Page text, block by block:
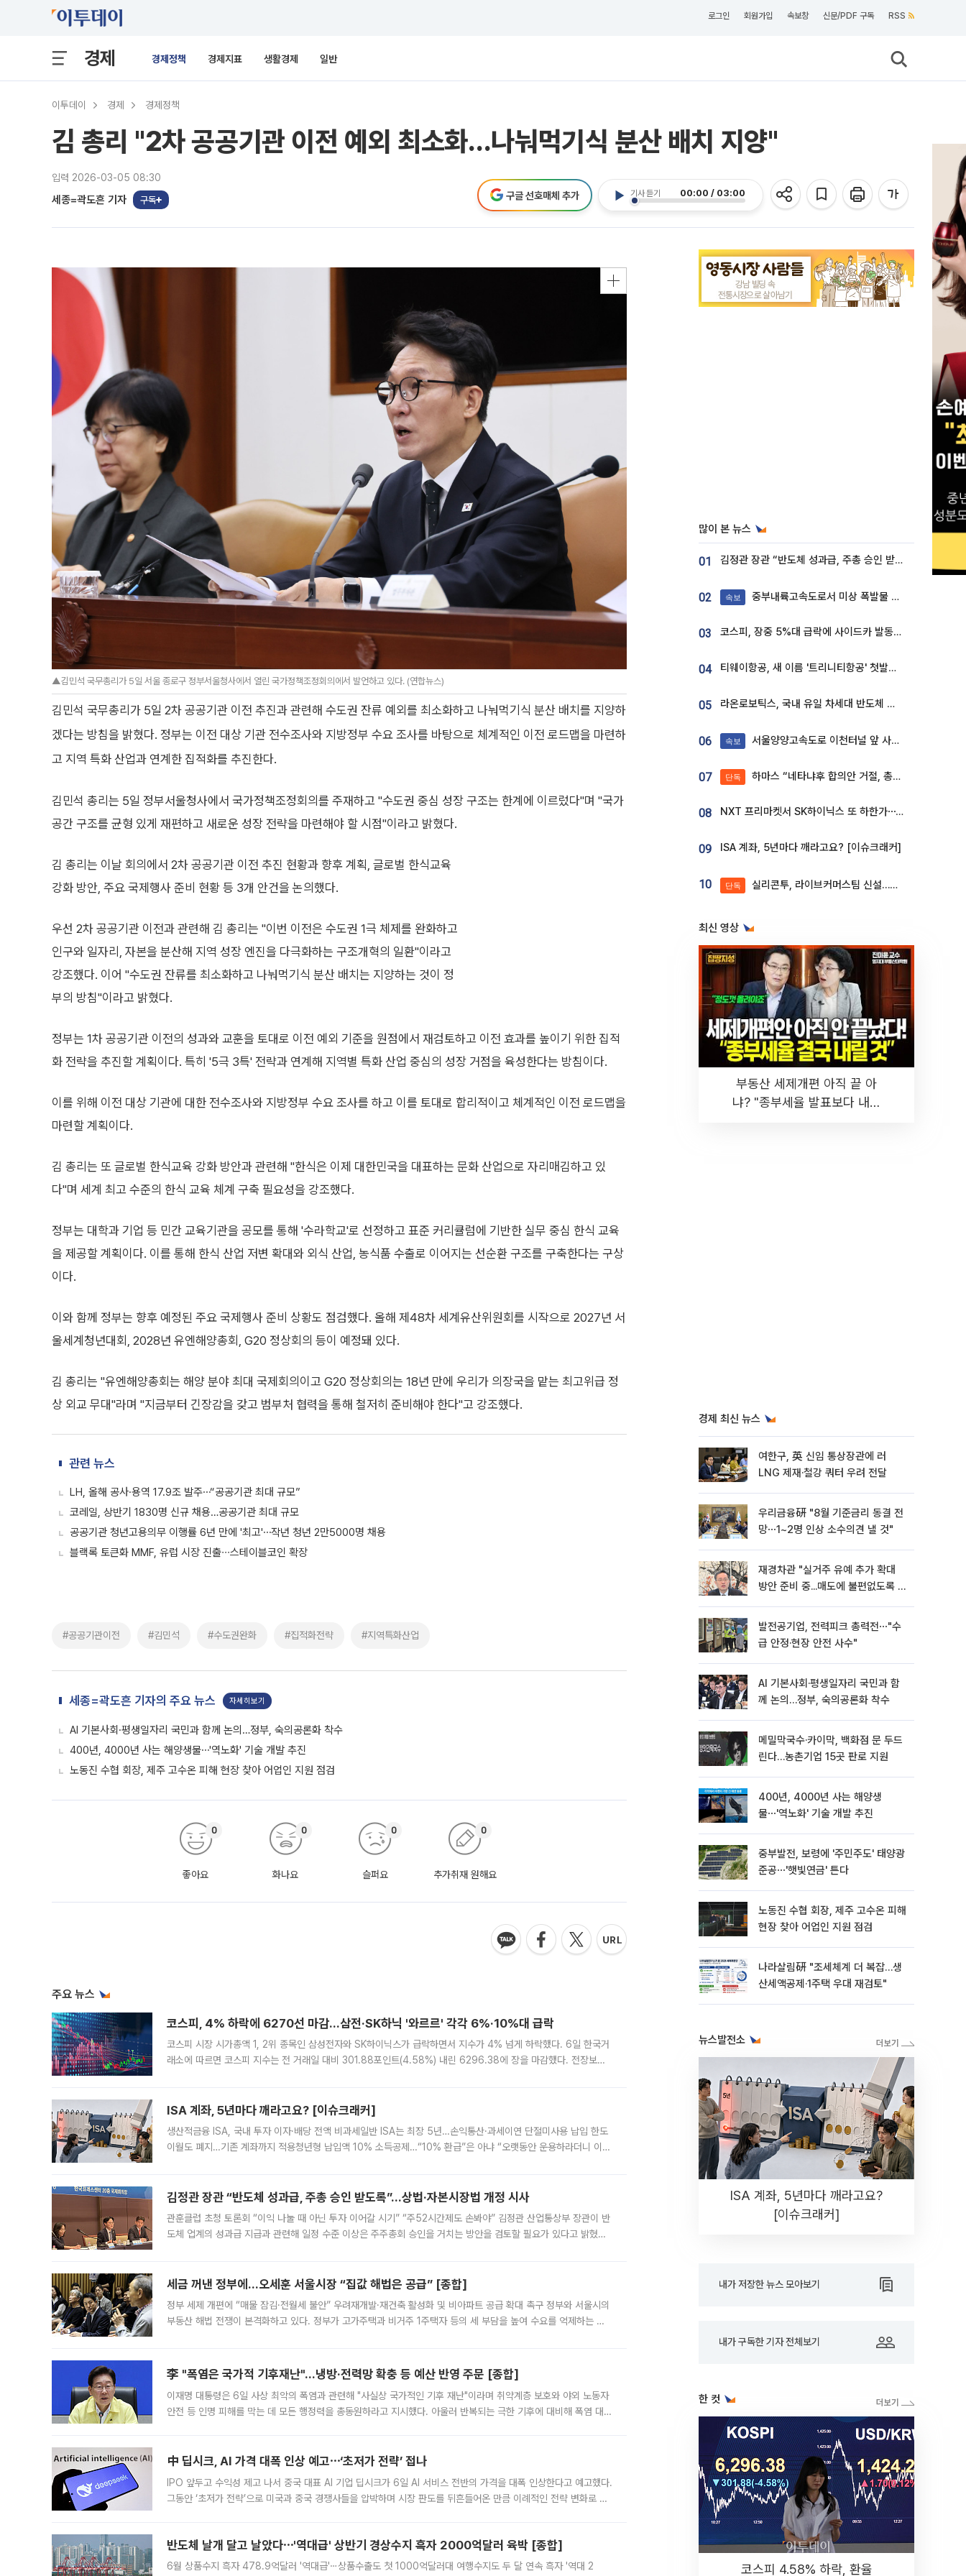
로그인 회원가입 속보창 신문/PDF 구독 RSS
경제 경제정책 경제지표 생활경제 일반
이투데이 경제 경제정책
김 총리 "2차 공공기관 이전 예외 최소화…나눠먹기식 분산 배치 지양"
입력 2026-03-05 08:30
세종=곽도흔 기자 구독
기사 듣기 00:00 / 03:00
구글 선호매체 추가
▲김민석 국무총리가 5일 서울 종로구 정부서울청사에서 열린 국가정책조정회의에서 발언하고 있다. (연합뉴스)
김민석 국무총리가 5일 2차 공공기관 이전 추진과 관련해 수도권 잔류 예외를 최소화하고 나눠먹기식 분산 배치를 지양하
겠다는 방침을 밝혔다. 정부는 이전 대상 기관 전수조사와 지방정부 수요 조사를 바탕으로 체계적인 이전 로드맵을 마련하
고 지역 특화 산업과 연계한 집적화를 추진한다.
김민석 총리는 5일 정부서울청사에서 국가정책조정회의를 주재하고 "수도권 중심 성장 구조는 한계에 이르렀다"며 "국가
공간 구조를 균형 있게 재편하고 새로운 성장 전략을 마련해야 할 시점"이라고 밝혔다.
김 총리는 이날 회의에서 2차 공공기관 이전 추진 현황과 향후 계획, 글로벌 한식교육
강화 방안, 주요 국제행사 준비 현황 등 3개 안건을 논의했다.
우선 2차 공공기관 이전과 관련해 김 총리는 "이번 이전은 수도권 1극 체제를 완화하고
인구와 일자리, 자본을 분산해 지역 성장 엔진을 다극화하는 구조개혁의 일환"이라고
강조했다. 이어 "수도권 잔류를 최소화하고 나눠먹기식 분산 배치는 지양하는 것이 정
부의 방침"이라고 밝혔다.
정부는 1차 공공기관 이전의 성과와 교훈을 토대로 이전 예외 기준을 원점에서 재검토하고 이전 효과를 높이기 위한 집적
화 전략을 추진할 계획이다. 특히 '5극 3특' 전략과 연계해 지역별 특화 산업 중심의 성장 거점을 육성한다는 방침이다.
이를 위해 이전 대상 기관에 대한 전수조사와 지방정부 수요 조사를 하고 이를 토대로 합리적이고 체계적인 이전 로드맵을
마련할 계획이다.
김 총리는 또 글로벌 한식교육 강화 방안과 관련해 "한식은 이제 대한민국을 대표하는 문화 산업으로 자리매김하고 있
다"며 세계 최고 수준의 한식 교육 체계 구축 필요성을 강조했다.
정부는 대학과 기업 등 민간 교육기관을 공모를 통해 '수라학교'로 선정하고 표준 커리큘럼에 기반한 실무 중심 한식 교육
을 제공할 계획이다. 이를 통해 한식 산업 저변 확대와 외식 산업, 농식품 수출로 이어지는 선순환 구조를 구축한다는 구상
이다.
이와 함께 정부는 향후 예정된 주요 국제행사 준비 상황도 점검했다. 올해 제48차 세계유산위원회를 시작으로 2027년 서
울세계청년대회, 2028년 유엔해양총회, G20 정상회의 등이 예정돼 있다.
김 총리는 "유엔해양총회는 해양 분야 최대 국제회의이고 G20 정상회의는 18년 만에 우리가 의장국을 맡는 최고위급 정
상 외교 무대"라며 "지금부터 긴장감을 갖고 범부처 협력을 통해 철저히 준비해야 한다"고 강조했다.
관련 뉴스
LH, 올해 공사·용역 17.9조 발주⋯“공공기관 최대 규모”
코레일, 상반기 1830명 신규 채용…공공기관 최대 규모
공공기관 청년고용의무 이행률 6년 만에 '최고'⋯작년 청년 2만5000명 채용
블랙록 토큰화 MMF, 유럽 시장 진출∙∙∙스테이블코인 확장
#공공기관이전 #김민석 #수도권완화 #집적화전략 #지역특화산업
세종=곽도흔 기자의 주요 뉴스 자세히보기
AI 기본사회·평생일자리 국민과 함께 논의…정부, 숙의공론화 착수
400년, 4000년 사는 해양생물⋯'역노화' 기술 개발 추진
노동진 수협 회장, 제주 고수온 피해 현장 찾아 어업인 지원 점검
좋아요
0
화나요
0
슬퍼요
0
추가취재 원해요
0
주요 뉴스
코스피, 4% 하락에 6270선 마감…삼전·SK하닉 '와르르' 각각 6%·10%대 급락
코스피 시장 시가총액 1, 2위 종목인 삼성전자와 SK하이닉스가 급락하면서 지수가 4% 넘게 하락했다. 6일 한국거
래소에 따르면 코스피 지수는 전 거래일 대비 301.88포인트(4.58%) 내린 6296.38에 장을 마감했다. 전장보다
ISA 계좌, 5년마다 깨라고요? [이슈크래커]
생산적금융 ISA, 국내 투자 이자·배당 전액 비과세일반 ISA는 최장 5년…손익통산·과세이연 단절미사용 납입 한도
이월도 폐지…기존 계좌까지 적용청년형 납입액 10% 소득공제…“10% 환급”은 아냐 “오랫동안 운용하라더니 이제
김정관 장관 “반도체 성과급, 주총 승인 받도록”…상법·자본시장법 개정 시사
관훈클럽 초청 토론회 “이익 나눌 때 아닌 투자 이어갈 시기” “주52시간제도 손봐야” 김정관 산업통상부 장관이 반
도체 업계의 성과급 지급과 관련해 일정 수준 이상은 주주총회 승인을 거치는 방안을 검토할 필요가 있다고 밝혔다.
세금 꺼낸 정부에…오세훈 서울시장 “집값 해법은 공급” [종합]
정부 세제 개편에 “매물 잠김·전월세 불안” 우려재개발·재건축 활성화 및 비아파트 공급 확대 촉구 정부와 서울시의
부동산 해법 전쟁이 본격화하고 있다. 정부가 고가주택과 비거주 1주택자 등의 세 부담을 높여 수요를 억제하는 카
李 "폭염은 국가적 기후재난"…냉방·전력망 확충 등 예산 반영 주문 [종합]
이재명 대통령은 6일 사상 최악의 폭염과 관련해 "사실상 국가적인 기후 재난"이라며 취약계층 보호와 야외 노동자
안전 등 인명 피해를 막는 데 모든 행정력을 총동원하라고 지시했다. 아울러 반복되는 극한 기후에 대비해 폭염 대응
中 딥시크, AI 가격 대폭 인상 예고⋯‘초저가 전략’ 접나
IPO 앞두고 수익성 제고 나서 중국 대표 AI 기업 딥시크가 6일 AI 서비스 전반의 가격을 대폭 인상한다고 예고했다.
그동안 ‘초저가 전략’으로 미국과 중국 경쟁사들을 압박하며 시장 판도를 뒤흔들어온 만큼 이례적인 전략 변화로 평
반도체 날개 달고 날았다⋯'역대급' 상반기 경상수지 흑자 2000억달러 육박 [종합]
6월 상품수지 흑자 478.9억달러 '역대급'⋯상품수출도 첫 1000억달러대 여행수지도 두 달 연속 흑자 '역대 2
많이 본 뉴스
01 김정관 장관 “반도체 성과급, 주총 승인 받도록”…상법·자본시장법 개정 시사
02 속보 중부내륙고속도로서 미상 폭발물 발견
03 코스피, 장중 5%대 급락에 사이드카 발동…삼성·SK 동반 폭락
04 티웨이항공, 새 이름 '트리니티항공' 첫발…SSC 전략 본격화
05 라온로보틱스, 국내 유일 차세대 반도체 공정 로봇 개발 ‘고객사 테스트 진행’
06 속보 서울양양고속도로 이천터널 앞 사고 발생
07 단독 하마스 “네타냐후 합의안 거절, 총선 앞두고 시간 끌기”
08 NXT 프리마켓서 SK하이닉스 또 하한가⋯‘11주 거래’에 시초가 왜곡
09 ISA 계좌, 5년마다 깨라고요? [이슈크래커]
10 단독 실리콘투, 라이브커머스팀 신설…K뷰티 ‘글로벌 판매망’ 확대[K뷰티 라방戰]
최신 영상
부동산 세제개편 아직 끝 아
냐? "종부세율 발표보다 내릴
경제 최신 뉴스
여한구, 英 신임 통상장관에 러
LNG 제재·철강 쿼터 우려 전달
우리금융硏 "8월 기준금리 동결 전
망⋯1~2명 인상 소수의견 낼 것"
재경차관 "실거주 유예 추가 확대
방안 준비 중...매도에 불편없도록 노
발전공기업, 전력피크 총력전⋯"수
급 안정·현장 안전 사수"
AI 기본사회·평생일자리 국민과 함
께 논의…정부, 숙의공론화 착수
메밀막국수·카이막, 백화점 문 두드
린다…농촌기업 15곳 판로 지원
400년, 4000년 사는 해양생
물⋯'역노화' 기술 개발 추진
중부발전, 보령에 '주민주도' 태양광
준공⋯'햇빛연금' 튼다
노동진 수협 회장, 제주 고수온 피해
현장 찾아 어업인 지원 점검
나라살림硏 "조세체계 더 복잡…생
산세액공제·1주택 우대 재검토"
뉴스발전소
ISA 계좌, 5년마다 깨라고요?
[이슈크래커]
내가 저장한 뉴스 모아보기
내가 구독한 기자 전체보기
한 컷
코스피 4.58% 하락, 환율